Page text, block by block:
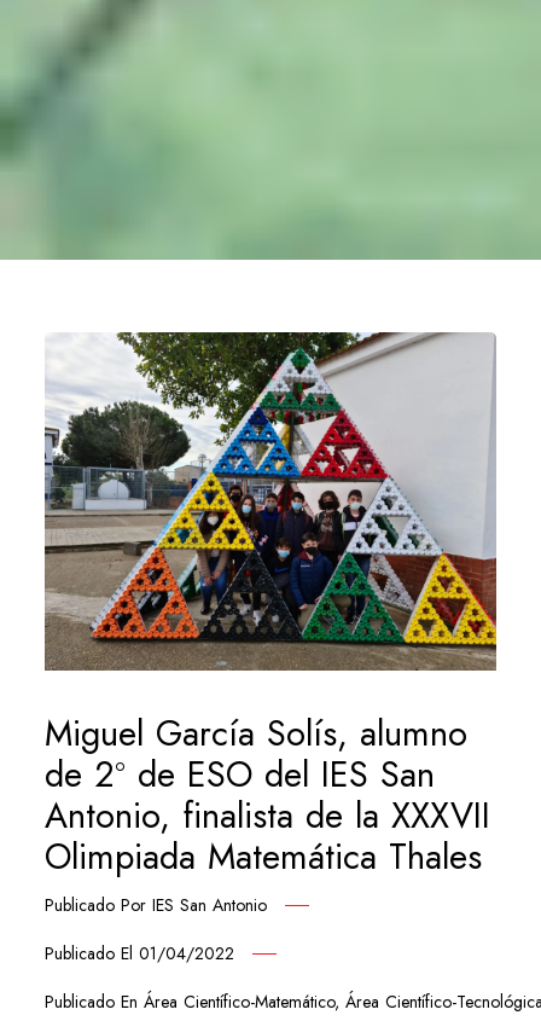
Miguel García Solís, alumno
de 2º de ESO del IES San
Antonio, finalista de la XXXVII
Olimpiada Matemática Thales
Publicado PorIES San Antonio
Publicado El01/04/2022
Publicado EnÁrea Científico-Matemático,Área Científico-